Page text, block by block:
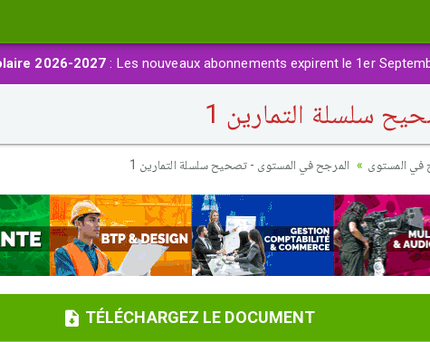
2026-2027 : Les nouveaux abonnements expirent le 1er
سلسلة التمارين 1
في المستوى المرجح في المستوى - تصحيح سلسلة التمارين 1
TÉLÉCHARGEZ LE DOCUMENT